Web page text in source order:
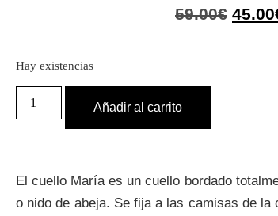
59.00€ 45.00
Hay existencias
Añadir al carrito
El cuello María es un cuello bordado
o nido de abeja. Se fija a las camisas de la